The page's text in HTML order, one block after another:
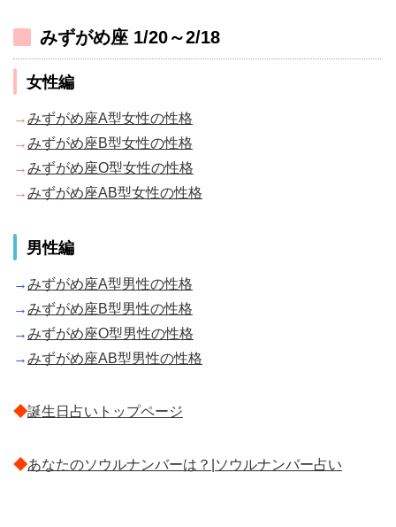
みずがめ座 1/20～2/18
女性編
→みずがめ座A型女性の性格
→みずがめ座B型女性の性格
→みずがめ座O型女性の性格
→みずがめ座AB型女性の性格
男性編
→みずがめ座A型男性の性格
→みずがめ座B型男性の性格
→みずがめ座O型男性の性格
→みずがめ座AB型男性の性格
◆誕生日占いトップページ
◆あなたのソウルナンバーは？|ソウルナンバー占い